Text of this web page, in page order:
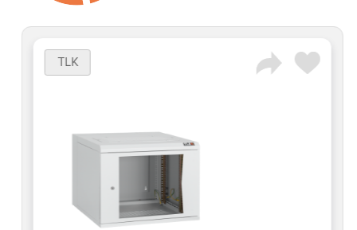
TLK